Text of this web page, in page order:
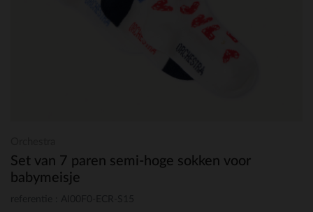
Set van 7 paren semi-hoge sokken voor
babymeisje